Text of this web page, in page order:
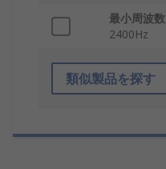
最小周波数
2400Hz
類似製品を探す